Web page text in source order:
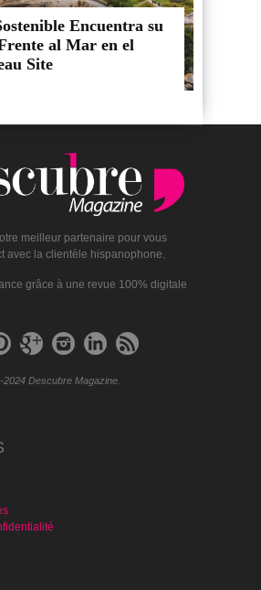
Encuentra su
al Mar en el
Site
meilleur partenaire pour vous
avec la clientèle hispanophone.
grâce à une revue 100% digitale
Descubre Magazine.